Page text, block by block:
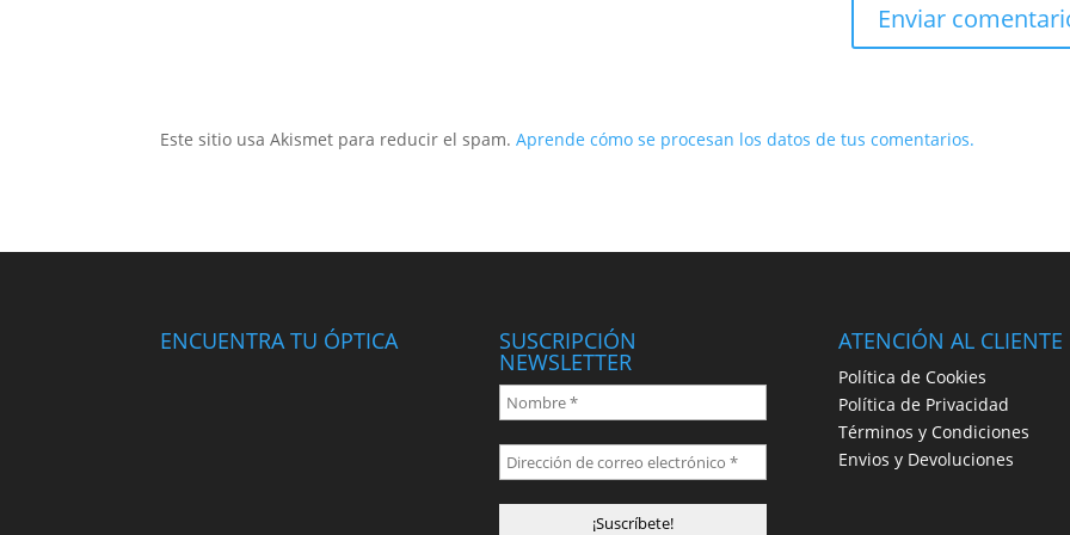
Este sitio usa Akismet para reducir el spam.Aprende cómo se procesan los datos de tus comentarios.
ENCUENTRA TU ÓPTICA SUSCRIPCIÓN
NEWSLETTER
ATENCIÓN AL CLIENTE
Política de Cookies
Política de Privacidad
Términos y Condiciones
Envios y Devoluciones